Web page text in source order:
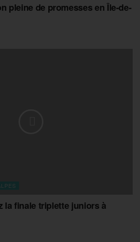
pleine de promesses en Île-de-
la finale triplette juniors à